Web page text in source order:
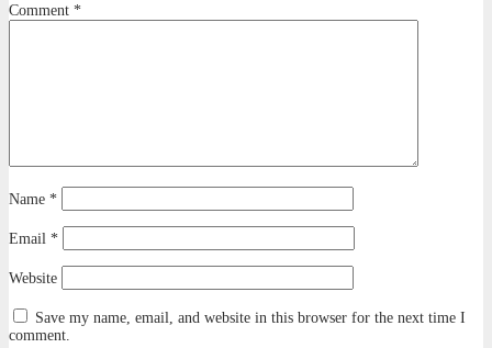
Comment *
Name *
Email *
Website
Save my name, email, and website in this browser for the next time I
comment.